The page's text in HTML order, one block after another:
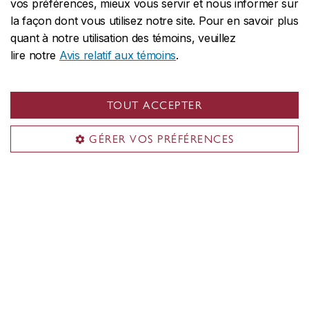
vos préférences, mieux vous servir et nous informer sur
la façon dont vous utilisez notre site. Pour en savoir plus
quant à notre utilisation des témoins, veuillez
lire notre Avis relatif aux témoins.
TOUT ACCEPTER
GÉRER VOS PRÉFÉRENCES
l’autre et un retard pourrait vous
empêcher de commencer vos études
à temps.
ADMISSION EN HIVER
(janvier)
Date limite :1ernovembre